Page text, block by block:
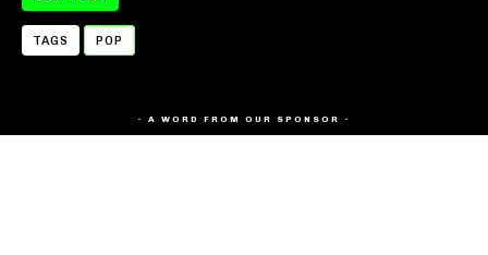
TAGS POP
- A WORD FROM OUR SPONSOR -